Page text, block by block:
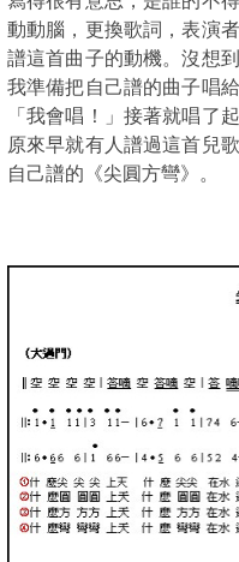
動動腦，更換歌詞，表演
譜這首曲子的動機。沒想
我準備把自己譜的曲子唱
「我會唱！」接著就唱了
原來早就有人譜過這首兒
自己譜的《尖圓方彎》。